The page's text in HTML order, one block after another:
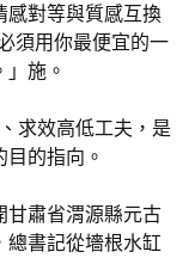
感對等與質感互換
須用你最便宜的一
施。
求效高低工夫，是
的指向。
甘肅省渭源縣元古
總書記從墻根水缸